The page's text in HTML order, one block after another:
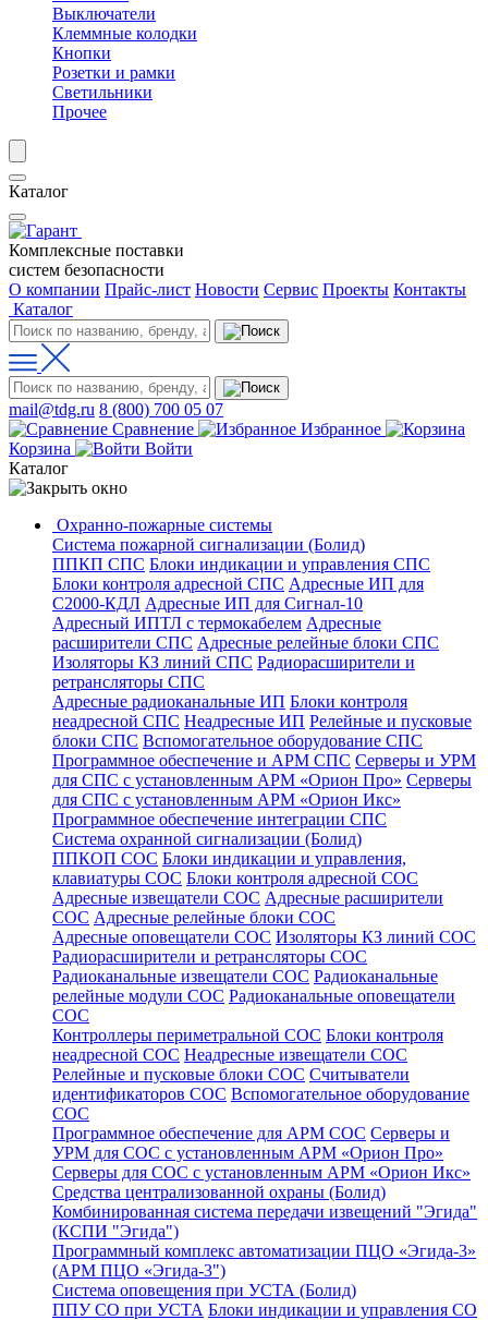
Выключатели
Клеммные колодки
Кнопки
Розетки и рамки
Светильники
Прочее
Каталог
Комплексные поставки
систем безопасности
О компании Прайс-лист Новости Сервис Проекты Контакты
Каталог
mail@tdg.ru 8 (800) 700 05 07
Сравнение
Избранное
Корзина
Войти
Каталог
Охранно-пожарные системы
Система пожарной сигнализации (Болид)
ППКП СПС Блоки индикации и управления СПС
Блоки контроля адресной СПС Адресные ИП для
С2000-КДЛ Адресные ИП для Сигнал-10
Адресный ИПТЛ с термокабелем Адресные
расширители СПС Адресные релейные блоки СПС
Изоляторы КЗ линий СПС Радиорасширители и
ретрансляторы СПС
Адресные радиоканальные ИП Блоки контроля
неадресной СПС Неадресные ИП Релейные и пусковые
блоки СПС Вспомогательное оборудование СПС
Программное обеспечение и АРМ СПС Серверы и УРМ
для СПС с установленным АРМ «Орион Про» Серверы
для СПС с установленным АРМ «Орион Икс»
Программное обеспечение интеграции СПС
Система охранной сигнализации (Болид)
ППКОП СОС Блоки индикации и управления,
клавиатуры СОС Блоки контроля адресной СОС
Адресные извещатели СОС Адресные расширители
СОС Адресные релейные блоки СОС
Адресные оповещатели СОС Изоляторы КЗ линий СОС
Радиорасширители и ретрансляторы СОС
Радиоканальные извещатели СОС Радиоканальные
релейные модули СОС Радиоканальные оповещатели
СОС
Контроллеры периметральной СОС Блоки контроля
неадресной СОС Неадресные извещатели СОС
Релейные и пусковые блоки СОС Считыватели
идентификаторов СОС Вспомогательное оборудование
СОС
Программное обеспечение для АРМ СОС Серверы и
УРМ для СОС с установленным АРМ «Орион Про»
Серверы для СОС с установленным АРМ «Орион Икс»
Средства централизованной охраны (Болид)
Комбинированная система передачи извещений "Эгида"
(КСПИ "Эгида")
Программный комплекс автоматизации ПЦО «Эгида-3»
(АРМ ПЦО «Эгида-3")
Система оповещения при УСТА (Болид)
ППУ СО при УСТА Блоки индикации и управления СО